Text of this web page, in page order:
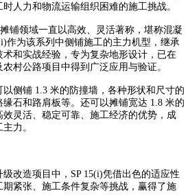
人力和物流运输组织困难的施工挑战。
领域一直以高效、灵活著称，堪称混凝
作为该系列中侧铺施工的主力机型，继承
和实战经验，专为复杂地形设计，已在
村公路项目中得到广泛应用与验证。
铺 1.3 米的防撞墙，各种形状和尺寸的
石和路肩板等。还可以摊铺宽达 1.8 米的
效灵活、稳定可靠、施工经济的优势，成
力。
造项目中，SP 15(i)凭借出色的适应性
紧张、施工条件复杂等挑战，赢得了施